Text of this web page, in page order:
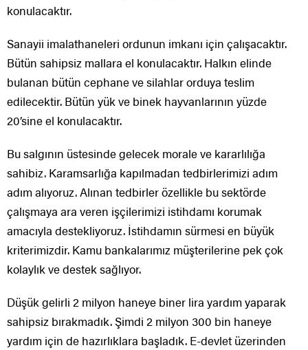
konulacaktır.
Sanayii imalathaneleri ordunun imkanı için çalışacaktır.
Bütün sahipsiz mallara el konulacaktır. Halkın elinde
bulanan bütün cephane ve silahlar orduya teslim
edilecektir. Bütün yük ve binek hayvanlarının yüzde
20’sine el konulacaktır.
Bu salgının üstesinde gelecek morale ve kararlılığa
sahibiz. Karamsarlığa kapılmadan tedbirlerimizi adım
adım alıyoruz. Alınan tedbirler özellikle bu sektörde
çalışmaya ara veren işçilerimizi istihdamı korumak
amacıyla destekliyoruz. İstihdamın sürmesi en büyük
kriterimizdir. Kamu bankalarımız müşterilerine pek çok
kolaylık ve destek sağlıyor.
Düşük gelirli 2 milyon haneye biner lira yardım yaparak
sahipsiz bırakmadık. Şimdi 2 milyon 300 bin haneye
yardım için de hazırlıklara başladık. E-devlet üzerinden